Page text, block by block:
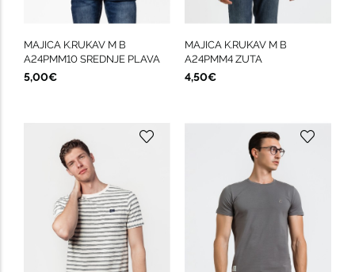
MAJICA K.RUKAV M B
A24PMM10 SREDNJE PLAVA
5,00€
MAJICA K.RUKAV M B
A24PMM4 ZUTA
4,50€